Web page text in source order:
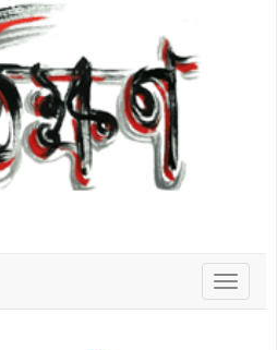
Toggle